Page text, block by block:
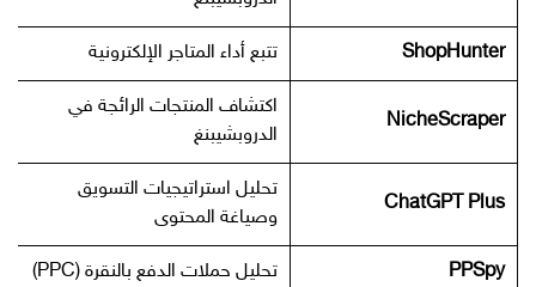
ShopHunter تتبع أداء المتاجر الإلكترونية
NicheScraper
اكتشاف المنتجات الرائجة في
الدروبشيبنغ
ChatGPT Plus
تحليل استراتيجيات التسويق
وصياغة المحتوى
PPSpy تحليل حملات الدفع بالنقرة (PPC)